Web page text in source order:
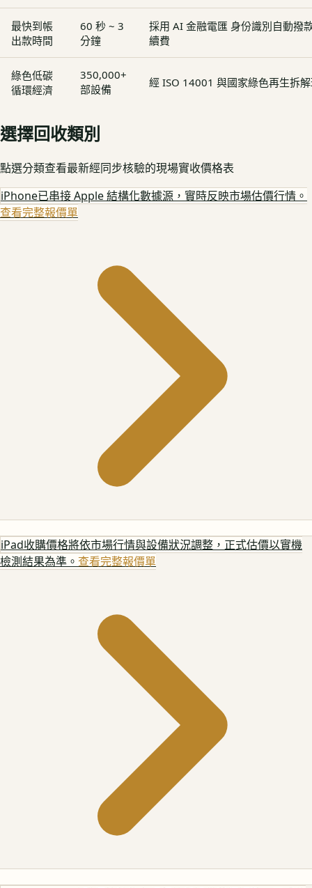
最快到帳
出款時間
60 秒 ~ 3
分鐘
採用 AI 金融電匯 身份識別自動撥
續費
綠色低碳
循環經濟
350,000+
部設備
經 ISO 14001 與國家綠色再生拆
選擇回收類別
點選分類查看最新經同步核驗的現場實收價格表
iPhone已串接 Apple 結構化數據源，實時反映市場估價行情。
查看完整報價單
iPad收購價格將依市場行情與設備狀況調整，正式估價以實機
檢測結果為準。 查看完整報價單